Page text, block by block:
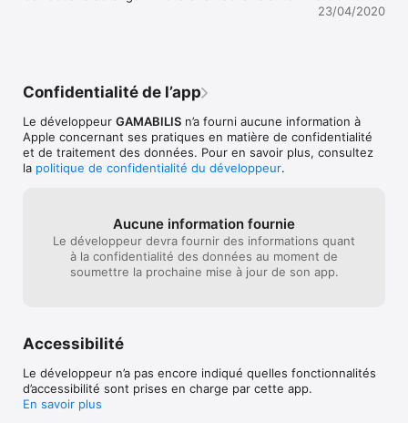
livre de recettes détaillées. Chaque recette peut être
reproduite en famille dans la vraie vie !
Découvrez des dizaines de recettes et de conseils diététiques
adaptés à votre famille dans Food Malin !
23/04/2020
Confidentialité de l’app
Le développeur GAMABILIS n’a fourni aucune information à
Apple concernant ses pratiques en matière de confidentialité
et de traitement des données. Pour en savoir plus, consultez
la politique de confidentialité du développeur.
Aucune information fournie
Le développeur devra fournir des informations quant
à la confidentialité des données au moment de
soumettre la prochaine mise à jour de son app.
Accessibilité
Le développeur n’a pas encore indiqué quelles fonctionnalités
d’accessibilité sont prises en charge par cette app.
En savoir plus